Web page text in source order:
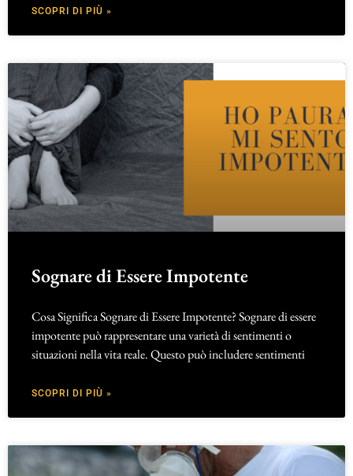
SCOPRI DI PIÙ »
Sognare di Essere Impotente
Cosa Significa Sognare di Essere Impotente? Sognare di essere
impotente può rappresentare una varietà di sentimenti o
situazioni nella vita reale. Questo può includere sentimenti
SCOPRI DI PIÙ »